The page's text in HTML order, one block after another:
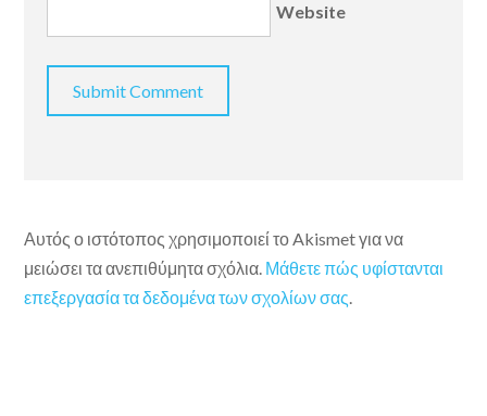
Website
Αυτός ο ιστότοπος χρησιμοποιεί το Akismet για να
μειώσει τα ανεπιθύμητα σχόλια. Μάθετε πώς υφίστανται
επεξεργασία τα δεδομένα των σχολίων σας.